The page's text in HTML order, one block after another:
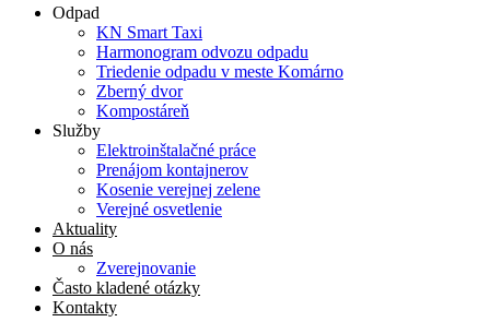
Odpad
KN Smart Taxi
Harmonogram odvozu odpadu
Triedenie odpadu v meste Komárno
Zberný dvor
Kompostáreň
Služby
Elektroinštalačné práce
Prenájom kontajnerov
Kosenie verejnej zelene
Verejné osvetlenie
Aktuality
O nás
Zverejnovanie
Často kladené otázky
Kontakty